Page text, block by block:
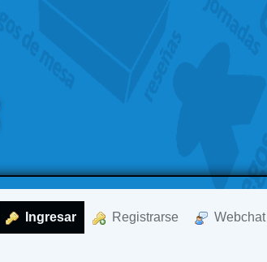
Ingresar Registrarse Webchat